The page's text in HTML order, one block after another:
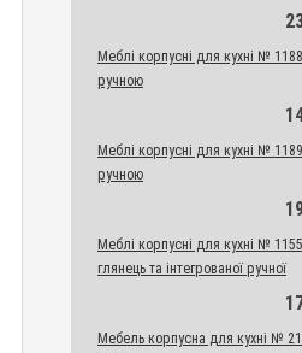
Меблі корпусні для кухні №
ручною
Меблі корпусні для кухні №
ручною
Меблі корпусні для кухні №
глянець та інтегрованої ручної
Мебель корпусна для кухні №